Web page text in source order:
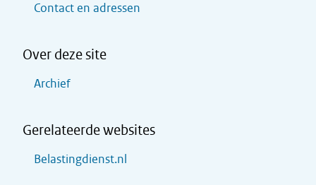
Contact en adressen
Over deze site
Archief
Gerelateerde websites
Belastingdienst.nl